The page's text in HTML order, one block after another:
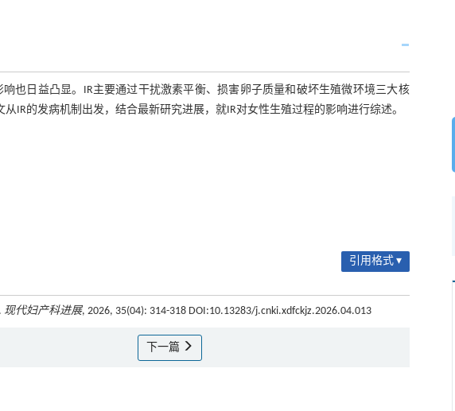
也日益凸显。IR主要通过干扰激素平衡、损害卵子质量和破坏生殖微环境三大核
IR的发病机制出发，结合最新研究进展，就IR对女性生殖过程的影响进行综述。
引用格式 ▾
现代妇产科进展, 2026, 35(04): 314-318 DOI:10.13283/j.cnki.xdfckjz.2026.04.013
下一篇